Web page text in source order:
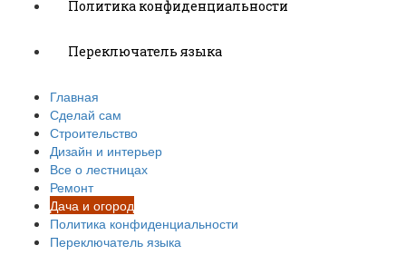
Политика конфиденциальности
Переключатель языка
Главная
Сделай сам
Строительство
Дизайн и интерьер
Все о лестницах
Ремонт
Дача и огород
Политика конфиденциальности
Переключатель языка